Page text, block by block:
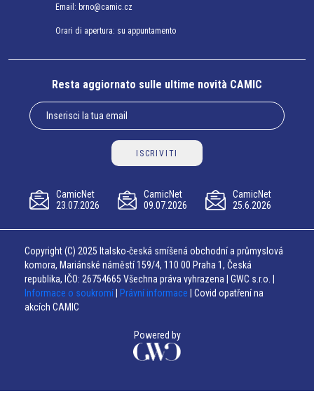
Email: brno@camic.cz
Orari di apertura: su appuntamento
Resta aggiornato sulle ultime novità CAMIC
ISCRIVITI
CamicNet
23.07.2026
CamicNet
09.07.2026
CamicNet
25.6.2026
Copyright (C) 2025 Italsko-česká smíšená obchodní a průmyslová
komora, Mariánské náměstí 159/4, 110 00 Praha 1, Česká
republika, IČO: 26754665 Všechna práva vyhrazena | GWC s.r.o. |
Informace o soukromí
Právní informace | Covid opatření na
akcích CAMIC
Powered by